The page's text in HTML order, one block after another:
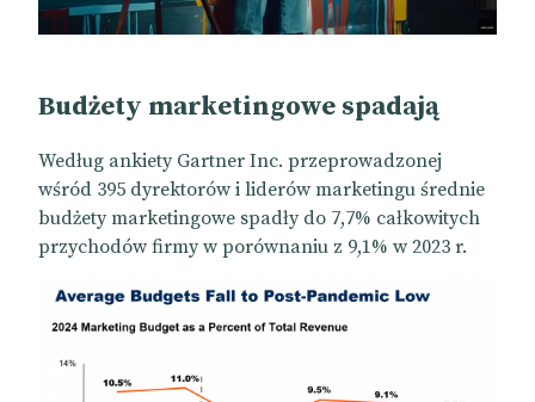
Budżety marketingowe spadają
Według ankiety Gartner Inc. przeprowadzonej
wśród 395 dyrektorów i liderów marketingu średnie
budżety marketingowe spadły do 7,7% całkowitych
przychodów firmy w porównaniu z 9,1% w 2023 r.